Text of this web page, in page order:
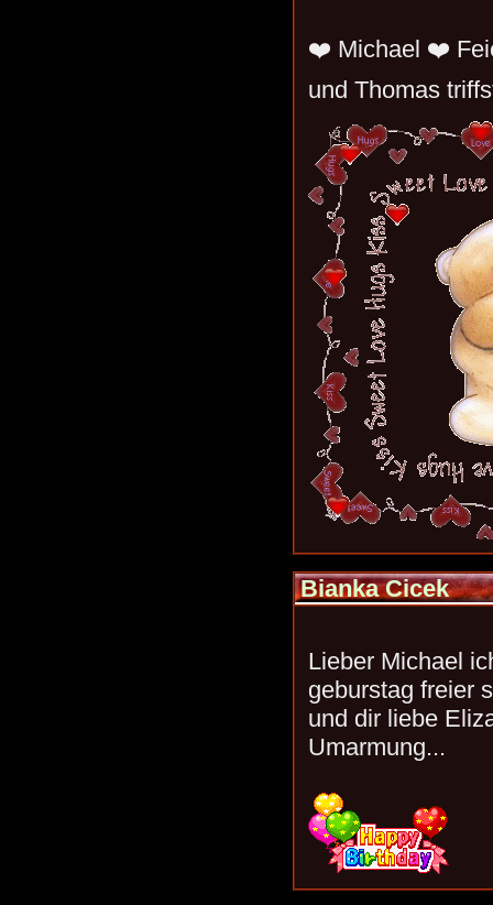
❤️ Michael ❤️
und Thomas
Bianka Cicek
Lieber Michael
geburstag freier
und dir liebe
Umarmung...